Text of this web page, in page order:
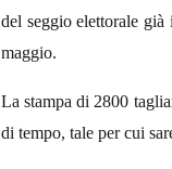
del seggio elettorale
maggio.
La stampa di 2800
di tempo, tale per cui